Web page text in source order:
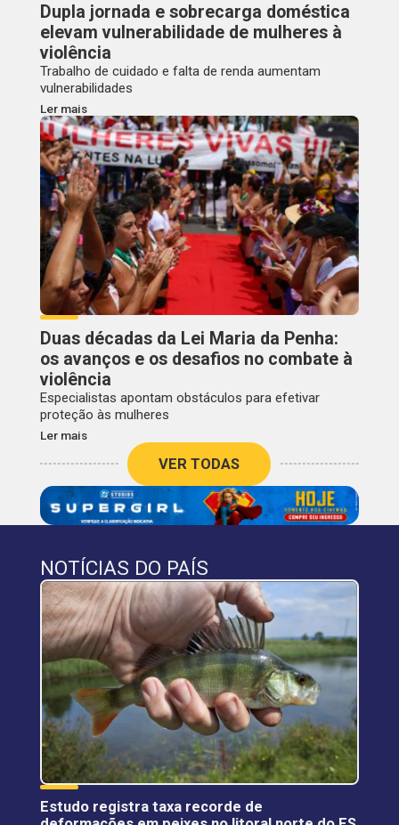
Dupla jornada e sobrecarga doméstica
elevam vulnerabilidade de mulheres à
violência
Trabalho de cuidado e falta de renda aumentam
vulnerabilidades
Ler mais
Duas décadas da Lei Maria da Penha:
os avanços e os desafios no combate à
violência
Especialistas apontam obstáculos para efetivar
proteção às mulheres
Ler mais
VER TODAS
NOTÍCIAS DO PAÍS
Estudo registra taxa recorde de